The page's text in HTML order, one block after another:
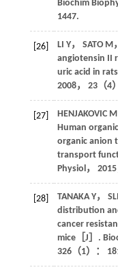
Biochim
1447.
[26] LI Y， SATO M
angiotensin II
uric acid in
2008， 23（4
[27] HENJAKOVIC M
Human
organic anion
transport
Physiol， 2015
[28] TANAKA Y，
distribution
cancer
mice［J］.
326（1）：